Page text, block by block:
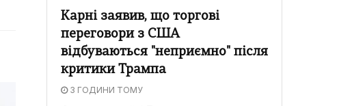
Карні заявив, що торгові
переговори з США
відбуваються "неприємно" після
критики Трампа
3 ГОДИНИ ТОМУ